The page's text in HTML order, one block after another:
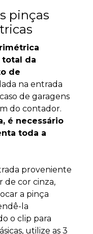
pinças
total da
de
na entrada
de garagens
do contador.
é necessário
toda a
proveniente
de cor cinza,
a pinça
la
o clip para
utilize as 3